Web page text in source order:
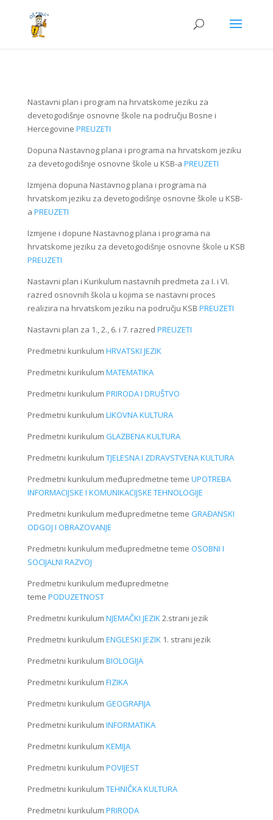
Nastavni plan i program na hrvatskome jeziku za
devetogodišnje osnovne škole na području Bosne i
Hercegovine PREUZETI
Dopuna Nastavnog plana i programa na hrvatskom jeziku
za devetogodišnje osnovne škole u KSB-a PREUZETI
Izmjena dopuna Nastavnog plana i programa na
hrvatskom jeziku za devetogodišnje osnovne škole u KSB-
a PREUZETI
Izmjene i dopune Nastavnog plana i programa na
hrvatskome jeziku za devetogodišnje osnovne škole u KSB
PREUZETI
Nastavni plan i Kurikulum nastavnih predmeta za I. i VI.
razred osnovnih škola u kojima se nastavni proces
realizira na hrvatskom jeziku na području KSB PREUZETI
Nastavni plan za 1., 2., 6. i 7. razred PREUZETI
Predmetni kurikulum HRVATSKI JEZIK
Predmetni kurikulum MATEMATIKA
Predmetni kurikulum PRIRODA I DRUŠTVO
Predmetni kurikulum LIKOVNA KULTURA
Predmetni kurikulum GLAZBENA KULTURA
Predmetni kurikulum TJELESNA I ZDRAVSTVENA KULTURA
Predmetni kurikulum međupredmetne teme UPOTREBA
INFORMACIJSKE I KOMUNIKACIJSKE TEHNOLOGIJE
Predmetni kurikulum međupredmetne teme GRAĐANSKI
ODGOJ I OBRAZOVANJE
Predmetni kurikulum međupredmetne teme OSOBNI I
SOCIJALNI RAZVOJ
Predmetni kurikulum međupredmetne
teme PODUZETNOST
Predmetni kurikulum NJEMAČKI JEZIK2.strani jezik
Predmetni kurikulum ENGLESKI JEZIK1. strani jezik
Predmetni kurikulum BIOLOGIJA
Predmetni kurikulum FIZIKA
Predmetni kurikulum GEOGRAFIJA
Predmetni kurikulum INFORMATIKA
Predmetni kurikulum KEMIJA
Predmetni kurikulum POVIJEST
Predmetni kurikulum TEHNIČKA KULTURA
Predmetni kurikulum PRIRODA